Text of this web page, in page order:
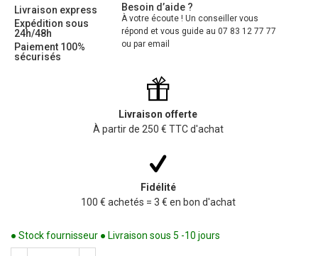
Livraison express
Expédition sous
24h/48h
Paiement 100%
sécurisés
Besoin d’aide ?
À votre écoute ! Un conseiller vous
répond et vous guide au 07 83 12 77 77
ou par email
Livraison offerte
À partir de 250 € TTC d'achat
Fidélité
100 € achetés = 3 € en bon d'achat
● Stock fournisseur ● Livraison sous 5 -10 jours